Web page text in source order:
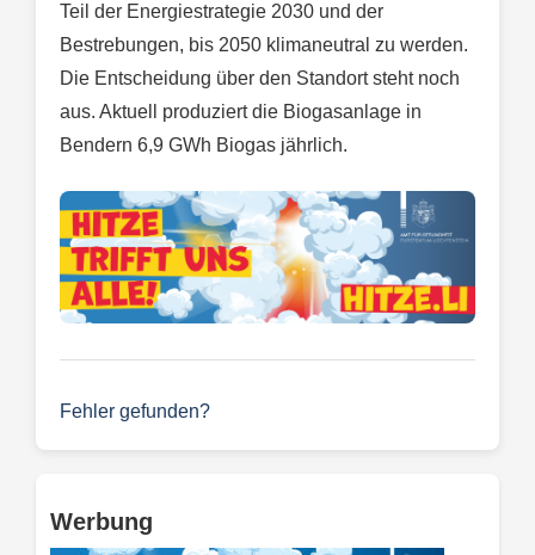
Teil der Energiestrategie 2030 und der
Bestrebungen, bis 2050 klimaneutral zu werden.
Die Entscheidung über den Standort steht noch
aus. Aktuell produziert die Biogasanlage in
Bendern 6,9 GWh Biogas jährlich.
Fehler gefunden?
Werbung